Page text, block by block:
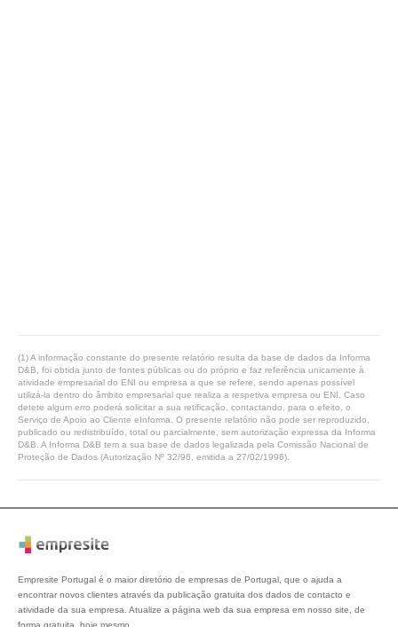
(1) A informação constante do presente relatório resulta da base de dados da Informa
D&B, foi obtida junto de fontes públicas ou do próprio e faz referência unicamente à
atividade empresarial do ENI ou empresa a que se refere, sendo apenas possível
utilizá-la dentro do âmbito empresarial que realiza a respetiva empresa ou ENI. Caso
detete algum erro poderá solicitar a sua retificação, contactando, para o efeito, o
Serviço de Apoio ao Cliente eInforma. O presente relatório não pode ser reproduzido,
publicado ou redistribuído, total ou parcialmente, sem autorização expressa da Informa
D&B. A Informa D&B tem a sua base de dados legalizada pela Comissão Nacional de
Proteção de Dados (Autorização Nº 32/96, emitida a 27/02/1996).
Empresite Portugal é o maior diretório de empresas de Portugal, que o ajuda a
encontrar novos clientes através da publicação gratuita dos dados de contacto e
atividade da sua empresa. Atualize a página web da sua empresa em nosso site, de